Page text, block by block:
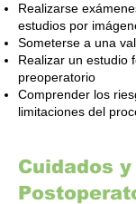
Realizarse
estudios por
Someterse a una
Realizar un estudio
preoperatorio
Comprender los
limitaciones del
Cuidados